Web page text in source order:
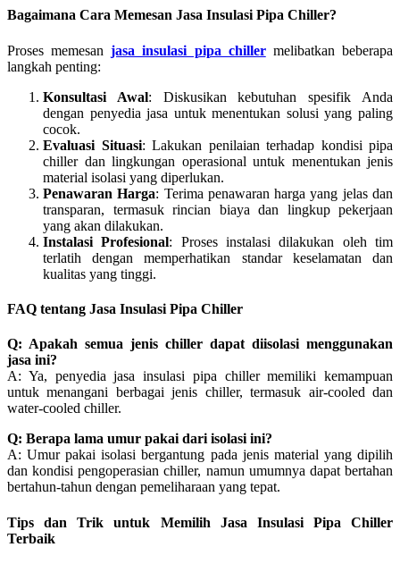
Bagaimana Cara Memesan Jasa Insulasi Pipa Chiller?
Proses memesanjasa insulasi pipa chillermelibatkan beberapa
langkah penting:
Konsultasi Awal: Diskusikan kebutuhan spesifik Anda
dengan penyedia jasa untuk menentukan solusi yang paling
cocok.
Evaluasi Situasi: Lakukan penilaian terhadap kondisi pipa
chiller dan lingkungan operasional untuk menentukan jenis
material isolasi yang diperlukan.
Penawaran Harga: Terima penawaran harga yang jelas dan
transparan, termasuk rincian biaya dan lingkup pekerjaan
yang akan dilakukan.
Instalasi Profesional: Proses instalasi dilakukan oleh tim
terlatih dengan memperhatikan standar keselamatan dan
kualitas yang tinggi.
FAQ tentang Jasa Insulasi Pipa Chiller
Q: Apakah semua jenis chiller dapat diisolasi menggunakan
jasa ini?
A: Ya, penyedia jasa insulasi pipa chiller memiliki kemampuan
untuk menangani berbagai jenis chiller, termasuk air-cooled dan
water-cooled chiller.
Q: Berapa lama umur pakai dari isolasi ini?
A: Umur pakai isolasi bergantung pada jenis material yang dipilih
dan kondisi pengoperasian chiller, namun umumnya dapat bertahan
bertahun-tahun dengan pemeliharaan yang tepat.
Tips dan Trik untuk Memilih Jasa Insulasi Pipa Chiller
Terbaik